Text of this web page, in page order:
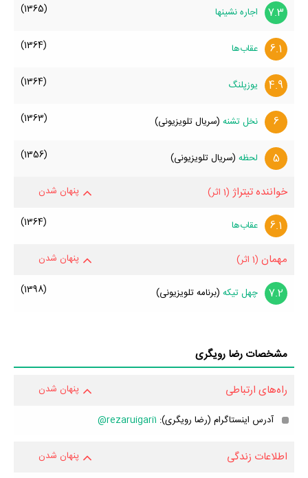
7.3 اجاره نشینها (1365)
6.1 عقاب‌ها (1364)
4.9 یوزپلنگ (1364)
6 نخل تشنه (سریال تلویزیونی) (1363)
5 لحظه (سریال تلویزیونی) (1356)
خواننده تیتراژ (1 اثر) پنهان شدن
6.1 عقاب‌ها (1364)
مهمان (1 اثر) پنهان شدن
7.2 چهل تیکه (برنامه تلویزیونی) (1398)
مشخصات رضا رویگری
راه‌های ارتباطی پنهان شدن
آدرس اینستاگرام (رضا رویگری): rezaruigari1@
اطلاعات زندگی پنهان شدن